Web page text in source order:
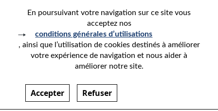
En poursuivant votre navigation sur ce site vous
acceptez nos
conditions générales d’utilisations
, ainsi que l’utilisation de cookies destinés à améliorer
votre expérience de navigation et nous aider à
améliorer notre site.
Accepter Refuser
CHÂTEAU DE GEVREY
CHAMBERTIN
Paragraphes